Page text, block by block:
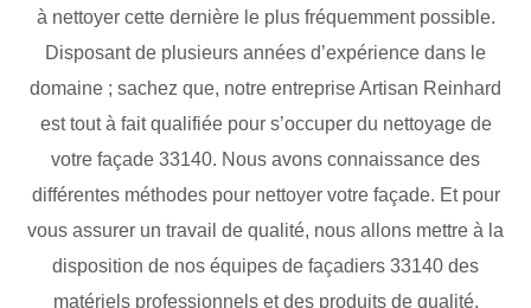
à nettoyer cette dernière le plus fréquemment possible.
Disposant de plusieurs années d’expérience dans le
domaine ; sachez que, notre entreprise Artisan Reinhard
est tout à fait qualifiée pour s’occuper du nettoyage de
votre façade 33140. Nous avons connaissance des
différentes méthodes pour nettoyer votre façade. Et pour
vous assurer un travail de qualité, nous allons mettre à la
disposition de nos équipes de façadiers 33140 des
matériels professionnels et des produits de qualité.